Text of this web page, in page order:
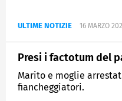
ULTIME NOTIZIE 16 MARZO
Presi i factotum del
Marito e moglie
fiancheggiatori.